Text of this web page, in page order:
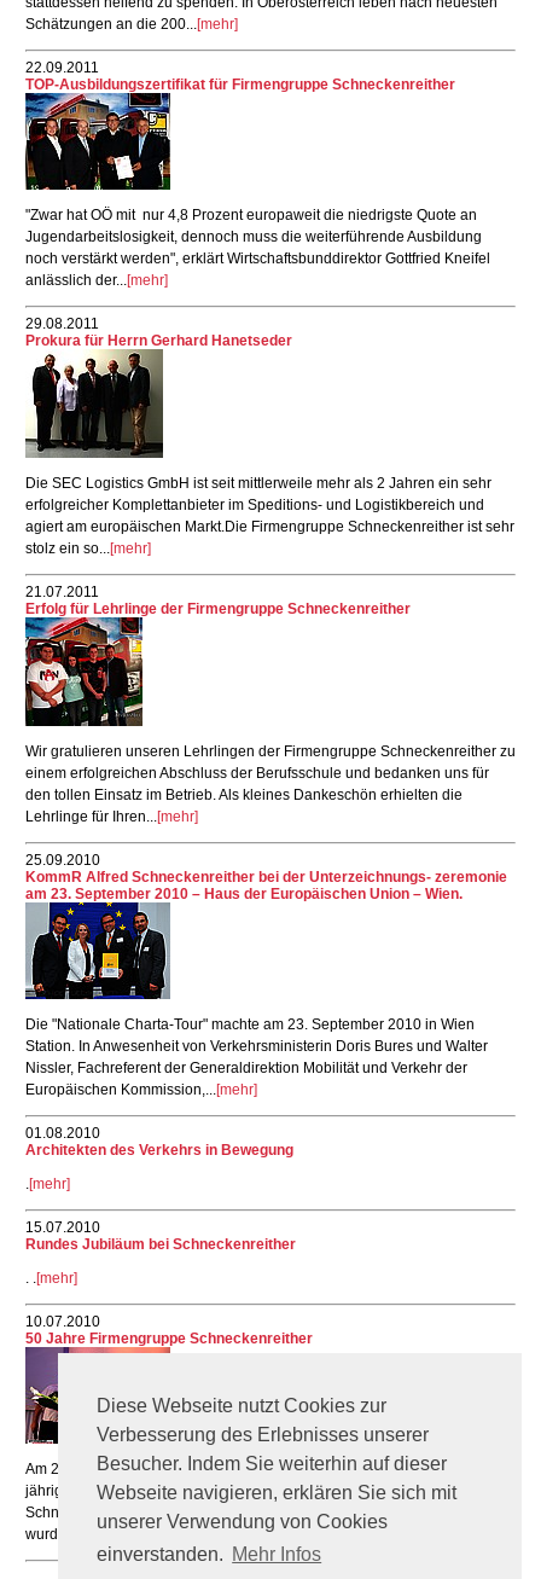
Diese Webseite nutzt Cookies zur
Verbesserung des Erlebnisses unserer
Besucher. Indem Sie weiterhin auf dieser
Webseite navigieren, erklären Sie sich mit
unserer Verwendung von Cookies
einverstanden. Mehr Infos
Schätzungen an die 200...[mehr]
22.09.2011
TOP-Ausbildungszertifikat für Firmengruppe Schneckenreither
"Zwar hat OÖ mit nur 4,8 Prozent europaweit die niedrigste Quote an
Jugendarbeitslosigkeit, dennoch muss die weiterführende Ausbildung
noch verstärkt werden", erklärt Wirtschaftsbunddirektor Gottfried Kneifel
anlässlich der...[mehr]
29.08.2011
Prokura für Herrn Gerhard Hanetseder
Die SEC Logistics GmbH ist seit mittlerweile mehr als 2 Jahren ein sehr
erfolgreicher Komplettanbieter im Speditions- und Logistikbereich und
agiert am europäischen Markt.Die Firmengruppe Schneckenreither ist sehr
stolz ein so...[mehr]
21.07.2011
Erfolg für Lehrlinge der Firmengruppe Schneckenreither
Wir gratulieren unseren Lehrlingen der Firmengruppe Schneckenreither zu
einem erfolgreichen Abschluss der Berufsschule und bedanken uns für
den tollen Einsatz im Betrieb. Als kleines Dankeschön erhielten die
Lehrlinge für Ihren...[mehr]
25.09.2010
KommR Alfred Schneckenreither bei der Unterzeichnungs- zeremonie
am 23. September 2010 – Haus der Europäischen Union – Wien.
Die "Nationale Charta-Tour" machte am 23. September 2010 in Wien
Station. In Anwesenheit von Verkehrsministerin Doris Bures und Walter
Nissler, Fachreferent der Generaldirektion Mobilität und Verkehr der
Europäischen Kommission,...[mehr]
01.08.2010
Architekten des Verkehrs in Bewegung
.[mehr]
15.07.2010
Rundes Jubiläum bei Schneckenreither
. .[mehr]
10.07.2010
50 Jahre Firmengruppe Schneckenreither
Am 2. und 3.Juli 2010 feierte die Firmengruppe Schneckenreither 50-
jähriges Jubiläum. Am 1.7.1960 wurde Herrn KommR. Alfred
Schneckenreither Senior die Konzession für einen LKW erteilt. Damals
wurde der Grundstein für eine...
[mehr]